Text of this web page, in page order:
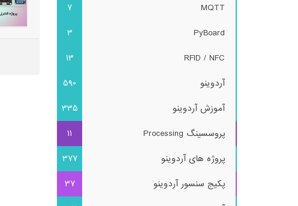
MQTT
7
PyBoard
3
RFID / NFC
13
آردوینو
590
آموزش آردوینو
335
پروسسینگ Processing
11
پروژه های آردوینو
377
پکیج سنسور آردوینو
37